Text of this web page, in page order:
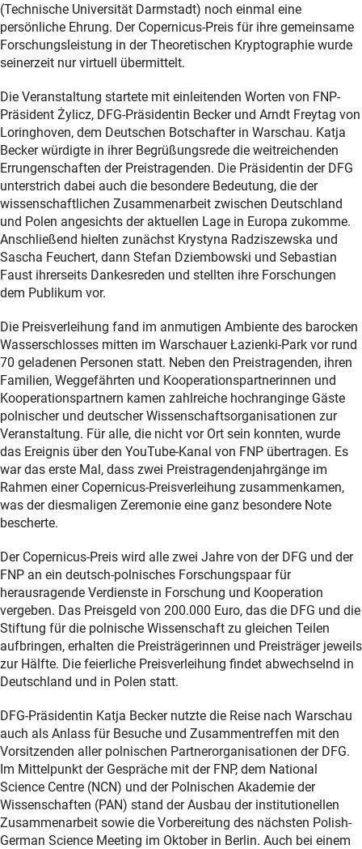
(Technische Universität Darmstadt) noch einmal eine
persönliche Ehrung. Der Copernicus-Preis für ihre gemeinsame
Forschungsleistung in der Theoretischen Kryptographie wurde
seinerzeit nur virtuell übermittelt.
Die Veranstaltung startete mit einleitenden Worten von FNP-
Präsident Żylicz, DFG-Präsidentin Becker und Arndt Freytag von
Loringhoven, dem Deutschen Botschafter in Warschau. Katja
Becker würdigte in ihrer Begrüßungsrede die weitreichenden
Errungenschaften der Preistragenden. Die Präsidentin der DFG
unterstrich dabei auch die besondere Bedeutung, die der
wissenschaftlichen Zusammenarbeit zwischen Deutschland
und Polen angesichts der aktuellen Lage in Europa zukomme.
Anschließend hielten zunächst Krystyna Radziszewska und
Sascha Feuchert, dann Stefan Dziembowski und Sebastian
Faust ihrerseits Dankesreden und stellten ihre Forschungen
dem Publikum vor.
Die Preisverleihung fand im anmutigen Ambiente des barocken
Wasserschlosses mitten im Warschauer Łazienki-Park vor rund
70 geladenen Personen statt. Neben den Preistragenden, ihren
Familien, Weggefährten und Kooperationspartnerinnen und
Kooperationspartnern kamen zahlreiche hochranginge Gäste
polnischer und deutscher Wissenschaftsorganisationen zur
Veranstaltung. Für alle, die nicht vor Ort sein konnten, wurde
das Ereignis über den YouTube-Kanal von FNP übertragen. Es
war das erste Mal, dass zwei Preistragendenjahrgänge im
Rahmen einer Copernicus-Preisverleihung zusammenkamen,
was der diesmaligen Zeremonie eine ganz besondere Note
bescherte.
Der Copernicus-Preis wird alle zwei Jahre von der DFG und der
FNP an ein deutsch-polnisches Forschungspaar für
herausragende Verdienste in Forschung und Kooperation
vergeben. Das Preisgeld von 200.000 Euro, das die DFG und die
Stiftung für die polnische Wissenschaft zu gleichen Teilen
aufbringen, erhalten die Preisträgerinnen und Preisträger jeweils
zur Hälfte. Die feierliche Preisverleihung findet abwechselnd in
Deutschland und in Polen statt.
DFG-Präsidentin Katja Becker nutzte die Reise nach Warschau
auch als Anlass für Besuche und Zusammentreffen mit den
Vorsitzenden aller polnischen Partnerorganisationen der DFG.
Im Mittelpunkt der Gespräche mit der FNP, dem National
Science Centre (NCN) und der Polnischen Akademie der
Wissenschaften (PAN) stand der Ausbau der institutionellen
Zusammenarbeit sowie die Vorbereitung des nächsten Polish-
German Science Meeting im Oktober in Berlin. Auch bei einem